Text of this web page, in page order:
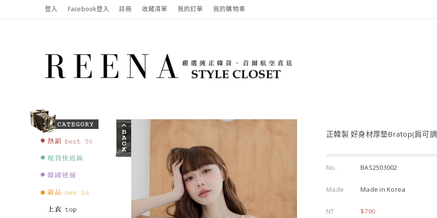
登入 Facebook登入 註冊 收藏清單 我的訂單 我的購物車
正韓製 好身材厚墊Bratop(肩可
No. BAS2503002
Made Made in Korea
NT $790